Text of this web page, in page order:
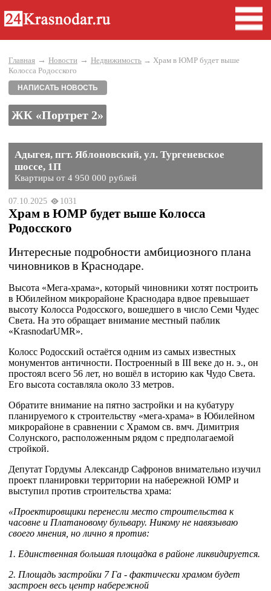
Главная → Новости → Недвижимость → Храм в ЮМР будет выше
Колосса Родосского
НАПИСАТЬ НОВОСТЬ
ЖК «Портрет 2»
Адыгея, пгт. Яблоновский, ул. Тургеневское
шоссе, 1П
Квартиры от 4 950 000 рублей
07.10.2025 1031
Храм в ЮМР будет выше Колосса
Родосского
Интересные подробности амбициозного плана
чиновников в Краснодаре.
Высота «Мега-храма», который чиновники хотят построить
в Юбилейном микрорайоне Краснодара вдвое превышает
высоту Колосса Родосского, вошедшего в число Семи Чудес
Света. На это обращает внимание местный паблик
«KrasnodarUMR».
Колосс Родосский остаётся одним из самых известных
монументов античности. Построенный в III веке до н. э., он
простоял всего 56 лет, но вошёл в историю как Чудо Света.
Его высота составляла около 33 метров.
Обратите внимание на пятно застройки и на кубатуру
планируемого к строительству «мега-храма» в Юбилейном
микрорайоне в сравнении с Храмом св. вмч. Димитрия
Солунского, расположенным рядом с предполагаемой
стройкой.
Депутат Гордумы Александр Сафронов внимательно изучил
проект планировки территории на набережной ЮМР и
выступил против строительства храма:
«Проектировщики перенесли место строительства к
часовне и Платановому бульвару. Никому не навязываю
своего мнения, но лично я против:
1. Единственная большая площадка в районе ликвидируется.
2. Площадь застройки 7 Га - фактически храмом будет
застроен весь центр набережной